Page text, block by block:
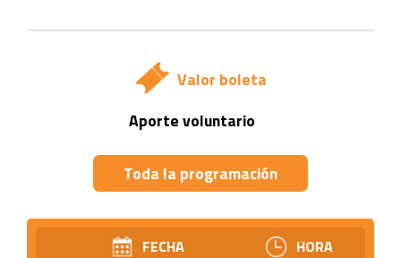
Valor boleta
Aporte voluntario
Toda la programación
FECHA HORA